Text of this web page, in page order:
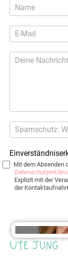
Mit dem Absenden
Explizit mit der
der
Ute Jung